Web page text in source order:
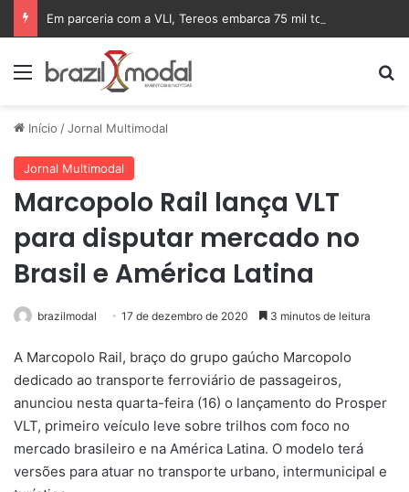
Menu
Início /Jornal Multimodal
Jornal Multimodal
Marcopolo Rail lança VLT
para disputar mercado no
Brasil e América Latina
brazilmodal 17 de dezembro de 2020 3 minutos de leitura
A Marcopolo Rail, braço do grupo gaúcho Marcopolo
dedicado ao transporte ferroviário de passageiros,
anunciou nesta quarta-feira (16) o lançamento do Prosper
VLT, primeiro veículo leve sobre trilhos com foco no
mercado brasileiro e na América Latina. O modelo terá
versões para atuar no transporte urbano, intermunicipal e